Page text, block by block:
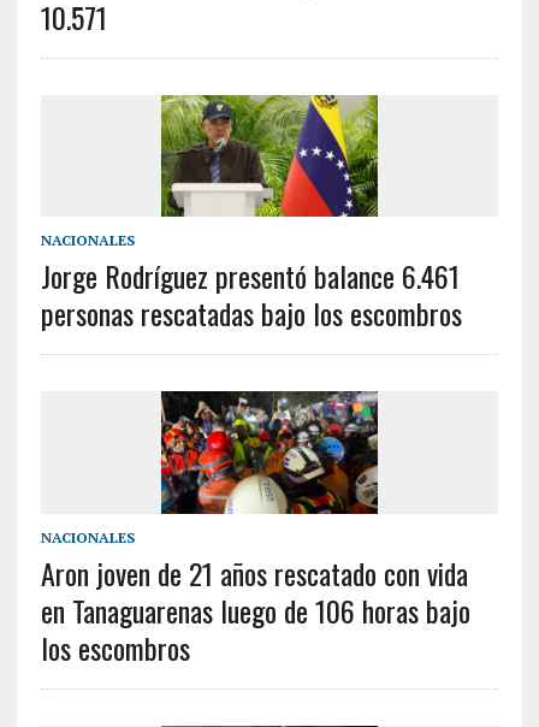
10.571
NACIONALES
Jorge Rodríguez presentó balance 6.461
personas rescatadas bajo los escombros
NACIONALES
Aron joven de 21 años rescatado con vida
en Tanaguarenas luego de 106 horas bajo
los escombros